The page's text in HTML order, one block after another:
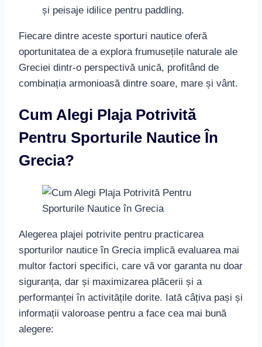
și peisaje idilice pentru paddling.
Fiecare dintre aceste sporturi nautice oferă
oportunitatea de a explora frumusețile naturale ale
Greciei dintr-o perspectivă unică, profitând de
combinația armonioasă dintre soare, mare și vânt.
Cum Alegi Plaja Potrivită
Pentru Sporturile Nautice În
Grecia?
Alegerea plajei potrivite pentru practicarea
sporturilor nautice în Grecia implică evaluarea mai
multor factori specifici, care vă vor garanta nu doar
siguranța, dar și maximizarea plăcerii și a
performanței în activitățile dorite. Iată câțiva pași și
informații valoroase pentru a face cea mai bună
alegere: